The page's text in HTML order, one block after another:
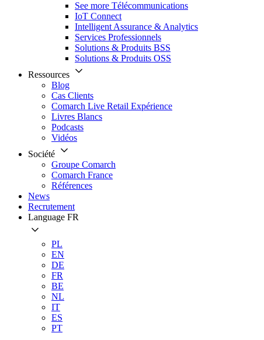
See more Télécommunications
IoT Connect
Intelligent Assurance & Analytics
Services Professionnels
Solutions & Produits BSS
Solutions & Produits OSS
Ressources
Blog
Cas Clients
Comarch Live Retail Expérience
Livres Blancs
Podcasts
Vidéos
Société
Groupe Comarch
Comarch France
Références
News
Recrutement
Language FR
PL
EN
DE
FR
BE
NL
IT
ES
PT